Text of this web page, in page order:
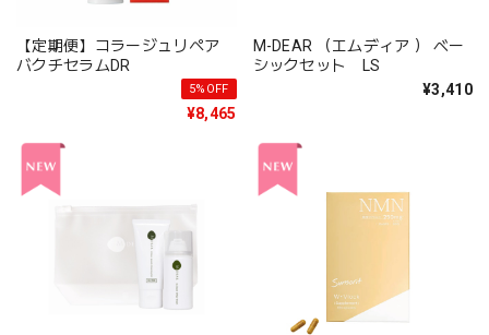
【定期便】コラージュリペア
バクチセラムDR
5%OFF
¥8,465
M-DEAR （エムディア ） ベー
シックセット LS
¥3,410